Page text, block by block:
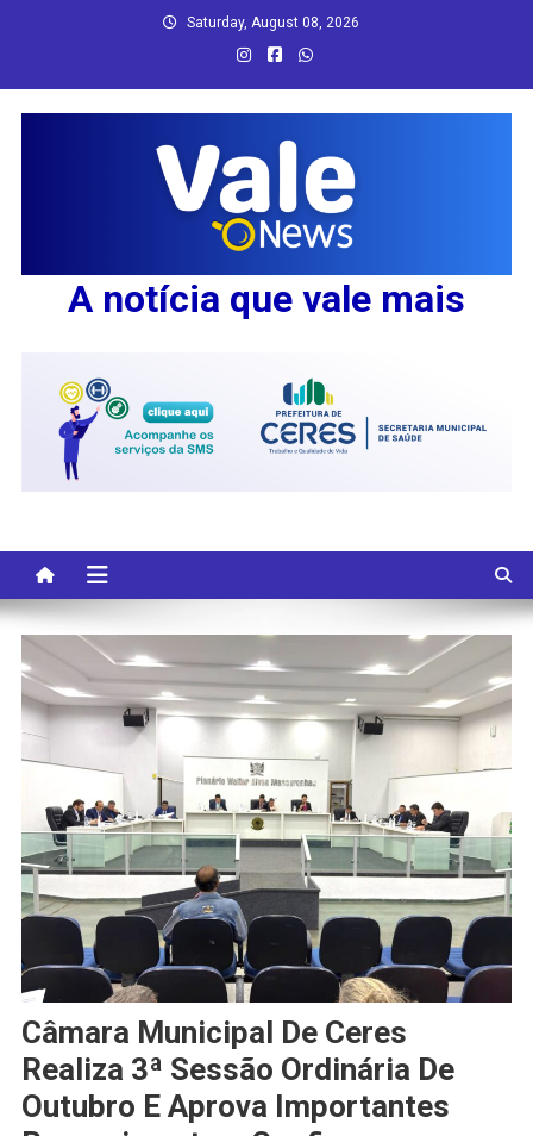
Saturday, August 08, 2026
A notícia que vale mais
Câmara Municipal De Ceres
Realiza 3ª Sessão Ordinária De
Outubro E Aprova Importantes